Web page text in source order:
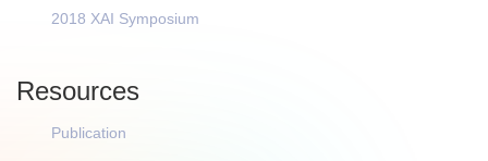
2018 XAI Symposium
Resources
Publication